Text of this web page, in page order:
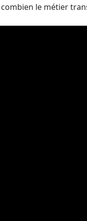
le métier